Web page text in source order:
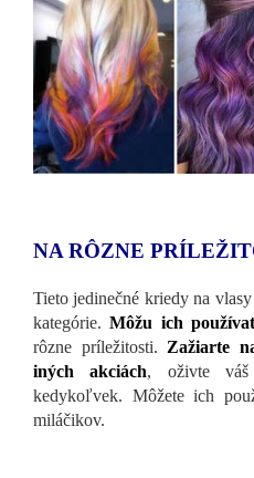
NA RÔZNE
Tieto jedinečné kriedy na
kategórie.Môžu ich
rôzne príležitosti. Zažiarte
iných akciách, oživte váš
kedykoľvek. Môžete ich
miláčikov.